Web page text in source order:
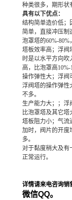
种类很多，期形状
具有以下优点：
结构简单造价低；
简单，直接冲压制
泡罩塔的60%-80%
塔板效率高；浮阀
时是以水平方向吹
高，比泡罩高10%-
操作弹性大；浮阀
浮阀塔的操作弹性
不多。
生产能力大；
；浮
比泡罩塔及其它塔
塔板阻力小；气流
加时，阀片的开度
多。
对于黏度稍大及有
正常运行。
详情请来电咨询销
微信QQ。